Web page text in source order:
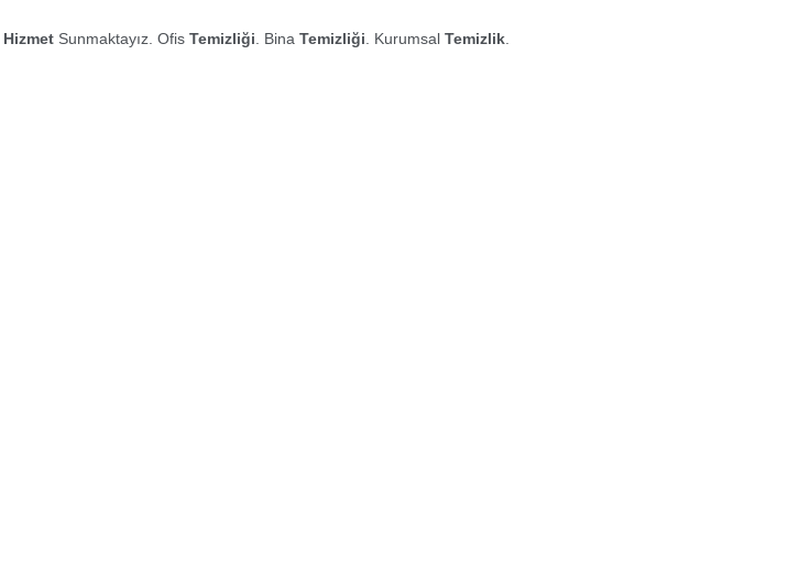
Hizmet Sunmaktayız. Ofis Temizliği . Bina Temizliği . Kurumsal Temizlik